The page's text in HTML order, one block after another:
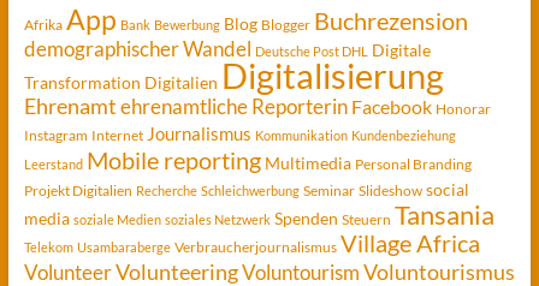
Afrika App Bank Bewerbung Blog Blogger Buchrezension
demographischer Wandel Deutsche Post DHL
Digitale
Transformation Digitalien Digitalisierung
Ehrenamtehrenamtliche Reporterin Facebook Honorar
Instagram Internet Journalismus Kommunikation Kundenbeziehung
Leerstand Mobile reporting Multimedia Personal Branding
Projekt Digitalien Recherche Schleichwerbung Seminar Slideshow social
media soziale Medien soziales Netzwerk Spenden Steuern Tansania
Telekom Usambaraberge Verbraucherjournalismus Village Africa
VolunteerVolunteeringVoluntourismVoluntourismus